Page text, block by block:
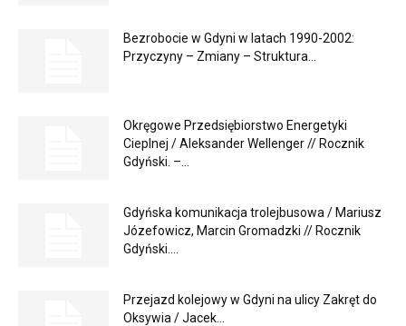
Bezrobocie w Gdyni w latach 1990-2002:
Przyczyny – Zmiany – Struktura...
Okręgowe Przedsiębiorstwo Energetyki
Cieplnej / Aleksander Wellenger // Rocznik
Gdyński. –...
Gdyńska komunikacja trolejbusowa / Mariusz
Józefowicz, Marcin Gromadzki // Rocznik
Gdyński....
Przejazd kolejowy w Gdyni na ulicy Zakręt do
Oksywia / Jacek...